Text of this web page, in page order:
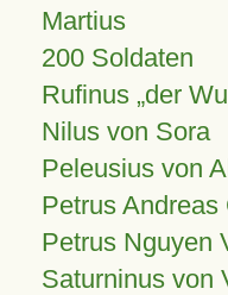
Martius
200 Soldaten
Rufinus „der
Nilus von Sora
Peleusius von
Petrus Andreas
Petrus Nguyen
Saturninus von